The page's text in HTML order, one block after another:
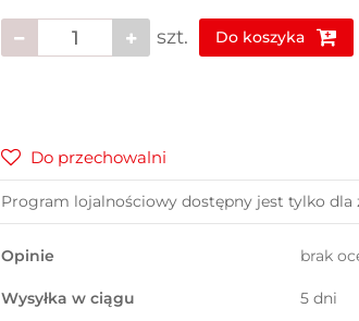
szt. Do koszyka
Do przechowalni
Program lojalnościowy dostępny jest tylko dla
Opinie brak
Wysyłka w ciągu 5 dni